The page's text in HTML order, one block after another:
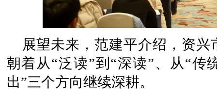
展望未来，范建平介绍，资
朝着从“泛读”到“深读”、从“传
出”三个方向继续深耕。